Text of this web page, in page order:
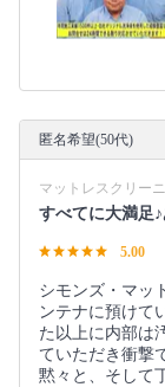
匿名希望(50代)
マットレスクリー
すべてに大満足
5.00
シモンズ・マッ
ンテナに預けて
た以上に内部は
ていただき衝撃
黙々と、そして